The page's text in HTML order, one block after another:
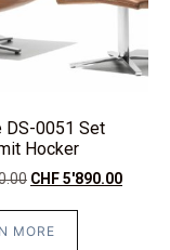
DS-0051 Set
Hocker
CHF5'890.00
MORE